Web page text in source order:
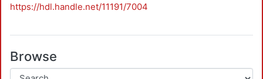
https://hdl.handle.net/11191/7004
Browse